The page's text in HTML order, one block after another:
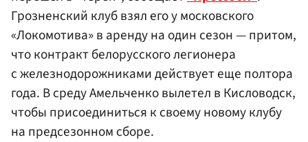
Грозненский клуб взял его у московского
«Локомотива» в аренду на один сезон — притом,
что контракт белорусского легионера
с железнодорожниками действует еще полтора
года. В среду Амельченко вылетел в Кисловодск,
чтобы присоединиться к своему новому клубу
на предсезонном сборе.